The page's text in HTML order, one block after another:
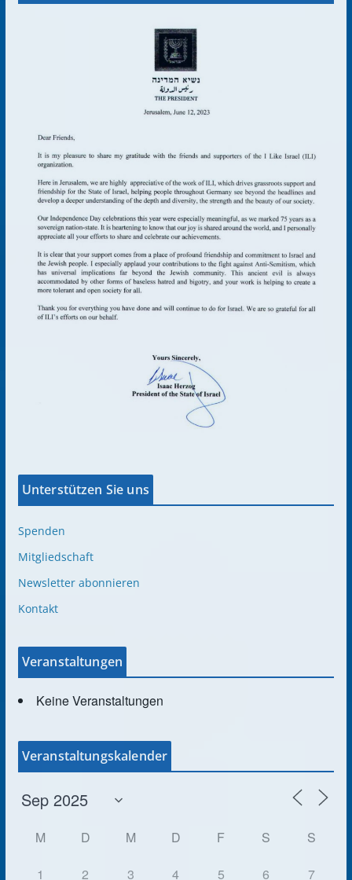
Unterstützen Sie uns
Spenden
Mitgliedschaft
Newsletter abonnieren
Kontakt
Veranstaltungen
Keine Veranstaltungen
Veranstaltungskalender
M D M D F S S
1 2 3 4 5 6 7